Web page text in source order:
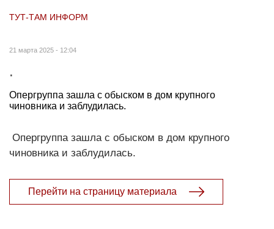
ТУТ-ТАМ ИНФОРМ
21 марта 2025 - 12:04
.
Опергруппа зашла с обыском в дом крупного
чиновника и заблудилась.
Опергруппа зашла с обыском в дом крупного
чиновника и заблудилась.
Перейти на страницу материала